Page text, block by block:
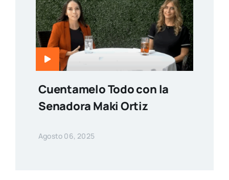
Cuentamelo Todo con la
Senadora Maki Ortiz
Agosto 06, 2025